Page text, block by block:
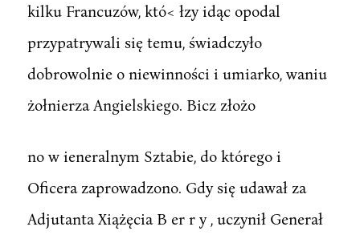
kilku Francuzów, któ< łzy idąc opodal
przypatrywali się temu, świadczyło
dobrowolnie o niewinności i umiarko, waniu
żołnierza Angielskiego. Bicz złożo
no w ieneralnym Sztabie, do którego i
Oficera zaprowadzono. Gdy się udawał za
Adjutanta Xiążęcia B er r y , uczynił Generał